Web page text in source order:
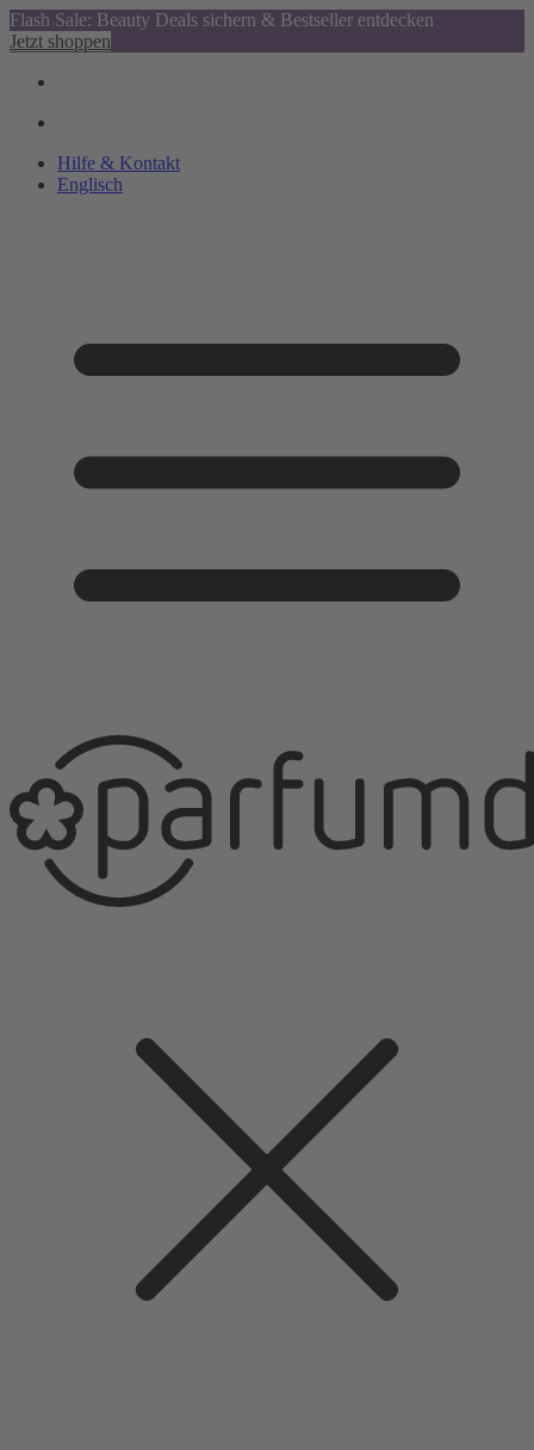
Flash Sale: Beauty Deals sichern & Bestseller entdecken
Jetzt shoppen
Hilfe & Kontakt
Englisch